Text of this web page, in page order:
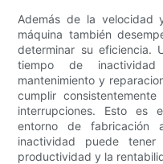
Además de la velocidad
máquina también
determinar su eficiencia.
tiempo de
mantenimiento y
cumplir
interrupciones. Esto es
entorno de fabricación
inactividad puede
productividad y la